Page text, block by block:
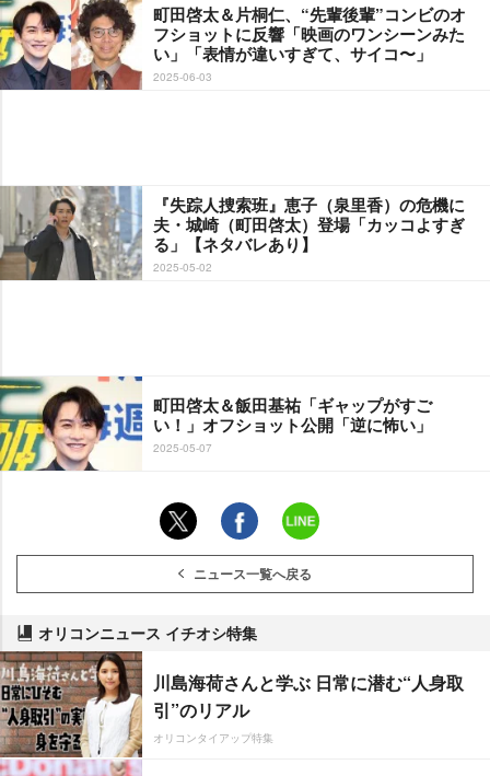
町田啓太＆片桐仁、“先輩後輩”コンビのオ
フショットに反響「映画のワンシーンみた
い」「表情が違いすぎて、サイコ〜」
2025-06-03
『失踪人捜索班』恵子（泉里香）の危機に
夫・城崎（町田啓太）登場「カッコよすぎ
る」【ネタバレあり】
2025-05-02
町田啓太＆飯田基祐「ギャップがすご
い！」オフショット公開「逆に怖い」
2025-05-07
ニュース一覧へ戻る
オリコンニュース イチオシ特集
川島海荷さんと学ぶ 日常に潜む“人身取
引”のリアル
オリコンタイアップ特集